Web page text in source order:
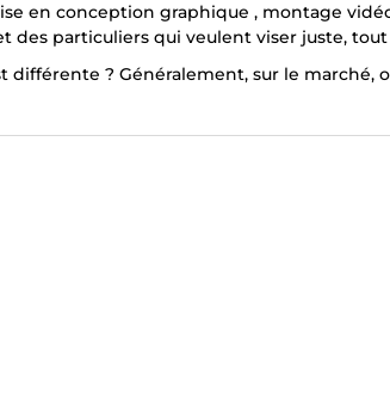
en conception graphique , montage
des particuliers qui veulent viser juste,
différente ? Généralement, sur le marché,
mettre au service de votre projet :